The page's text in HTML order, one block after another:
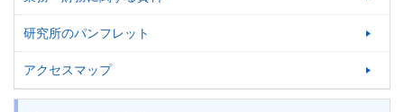
研究所のパンフレット
アクセスマップ